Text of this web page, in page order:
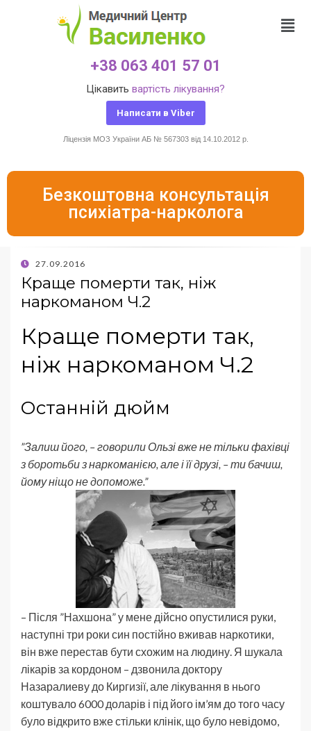
+38 063 401 57 01
Цікавить вартість лікування?
Написати в Viber
Ліцензія МОЗ України АБ № 567303 від 14.10.2012 р.
Безкоштовна консультація
психіатра-нарколога
27.09.2016
Краще померти так, ніж
наркоманом Ч.2
Краще померти так,
ніж наркоманом Ч.2
Останній дюйм
”Залиш його, – говорили Ользі вже не тільки фахівці
з боротьби з наркоманією, але і її друзі, – ти бачиш,
йому ніщо не допоможе.”
– Після ”Нахшона” у мене дійсно опустилися руки,
наступні три роки син постійно вживав наркотики,
він вже перестав бути схожим на людину. Я шукала
лікарів за кордоном – дзвонила доктору
Назаралиеву до Киргизії, але лікування в нього
коштувало 6000 доларів і під його ім’ям до того часу
було відкрито вже стільки клінік, що було невідомо,